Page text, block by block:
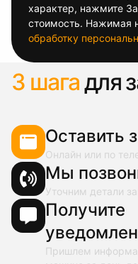
характер, нажмите
стоимость. Нажимая
обработку
3 шагадля
Оставить
Онлайн или по
Мы
Уточним детали
Получите
Пришлем